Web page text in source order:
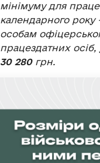
мінімуму для
календарного року
особам
працездатних
30 280грн.